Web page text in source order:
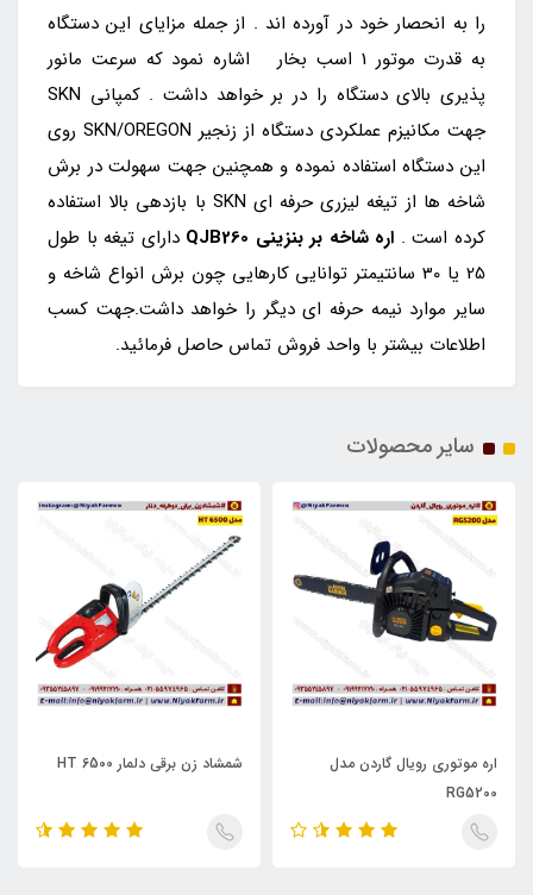
را به انحصار خود در آورده اند . از جمله مزایای این دستگاه
به قدرت موتور 1 اسب بخار اشاره نمود که سرعت مانور
پذیری بالای دستگاه را در بر خواهد داشت . کمپانی SKN
جهت مکانیزم عملکردی دستگاه از زنجیر SKN/OREGON روی
این دستگاه استفاده نموده و همچنین جهت سهولت در برش
شاخه ها از تیغه لیزری حرفه ای SKN با بازدهی بالا استفاده
کرده است . اره شاخه بر بنزینی
دارای تیغه با طول
25 یا 30 سانتیمتر توانایی کارهایی چون برش انواع شاخه و
سایر موارد نیمه حرفه ای دیگر را خواهد داشت.جهت کسب
اطلاعات بیشتر با واحد فروش تماس حاصل فرمائید.
سایر محصولات
اره موتوری رویال گاردن مدل
RG5200
شمشاد زن برقی دلمار HT 6500